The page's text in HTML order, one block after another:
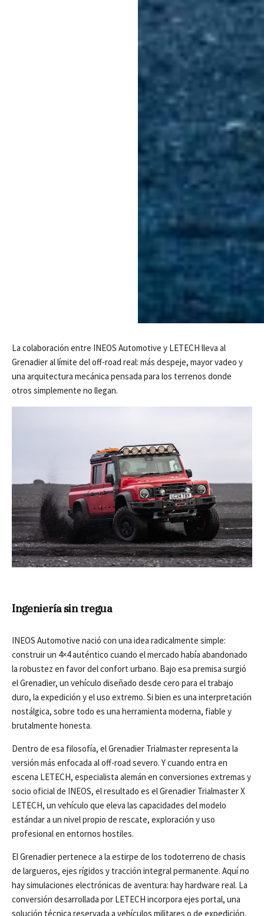
La colaboración entre INEOS Automotive y LETECH lleva al
Grenadier al límite del off-road real: más despeje, mayor vadeo y
una arquitectura mecánica pensada para los terrenos donde
otros simplemente no llegan.
Ingeniería sin tregua
INEOS Automotive nació con una idea radicalmente simple:
construir un 4×4 auténtico cuando el mercado había abandonado
la robustez en favor del confort urbano. Bajo esa premisa surgió
el Grenadier, un vehículo diseñado desde cero para el trabajo
duro, la expedición y el uso extremo. Si bien es una interpretación
nostálgica, sobre todo es una herramienta moderna, fiable y
brutalmente honesta.
Dentro de esa filosofía, el Grenadier Trialmaster representa la
versión más enfocada al off-road severo. Y cuando entra en
escena LETECH, especialista alemán en conversiones extremas y
socio oficial de INEOS, el resultado es el Grenadier Trialmaster X
LETECH, un vehículo que eleva las capacidades del modelo
estándar a un nivel propio de rescate, exploración y uso
profesional en entornos hostiles.
El Grenadier pertenece a la estirpe de los todoterreno de chasis
de largueros, ejes rígidos y tracción integral permanente. Aquí no
hay simulaciones electrónicas de aventura: hay hardware real. La
conversión desarrollada por LETECH incorpora ejes portal, una
solución técnica reservada a vehículos militares o de expedición,